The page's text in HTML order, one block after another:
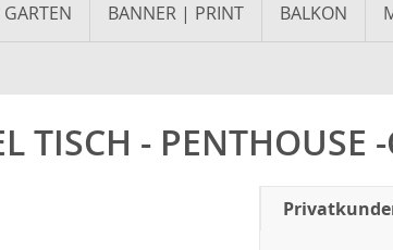
GARTEN BANNER | PRINT BALKON
TISCH - PENTHOUSE